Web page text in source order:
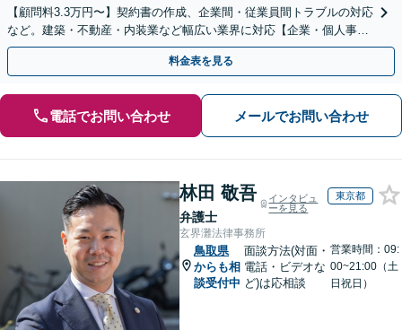
【顧問料3.3万円〜】契約書の作成、企業間・従業員間トラブルの対応
など。建築・不動産・内装業など幅広い業界に対応【企業・個人事業
主の方初回面談無料】
料金表を見る
電話でお問い合わせ メールでお問い合わせ
林田 敬吾
弁護士
インタビュ
ーを見る
東京都
玄界灘法律事務所
鳥取県
からも相
談受付中
面談方法(対面・
電話・ビデオな
ど)は応相談
営業時間：09:
00~21:00（土
日祝日）